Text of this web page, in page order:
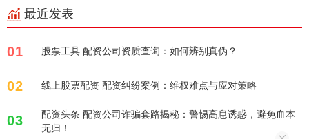
最近发表
01 股票工具 配资公司资质查询：如何辨别真伪？
02 线上股票配资 配资纠纷案例：维权难点与应对策略
03
配资头条 配资公司诈骗套路揭秘：警惕高息诱惑，避免血本
无归！